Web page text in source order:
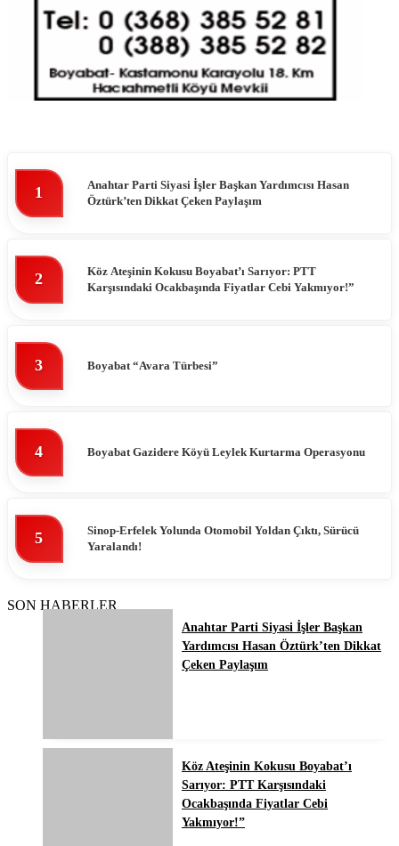
1
Anahtar Parti Siyasi İşler Başkan Yardımcısı Hasan
Öztürk’ten Dikkat Çeken Paylaşım
2
Köz Ateşinin Kokusu Boyabat’ı Sarıyor: PTT
Karşısındaki Ocakbaşında Fiyatlar Cebi Yakmıyor!”
3 Boyabat “Avara Türbesi”
4 Boyabat Gazidere Köyü Leylek Kurtarma Operasyonu
5
Sinop-Erfelek Yolunda Otomobil Yoldan Çıktı, Sürücü
Yaralandı!
SON HABERLER
Anahtar Parti Siyasi İşler Başkan
Yardımcısı Hasan Öztürk’ten Dikkat
Çeken Paylaşım
Köz Ateşinin Kokusu Boyabat’ı
Sarıyor: PTT Karşısındaki
Ocakbaşında Fiyatlar Cebi
Yakmıyor!”